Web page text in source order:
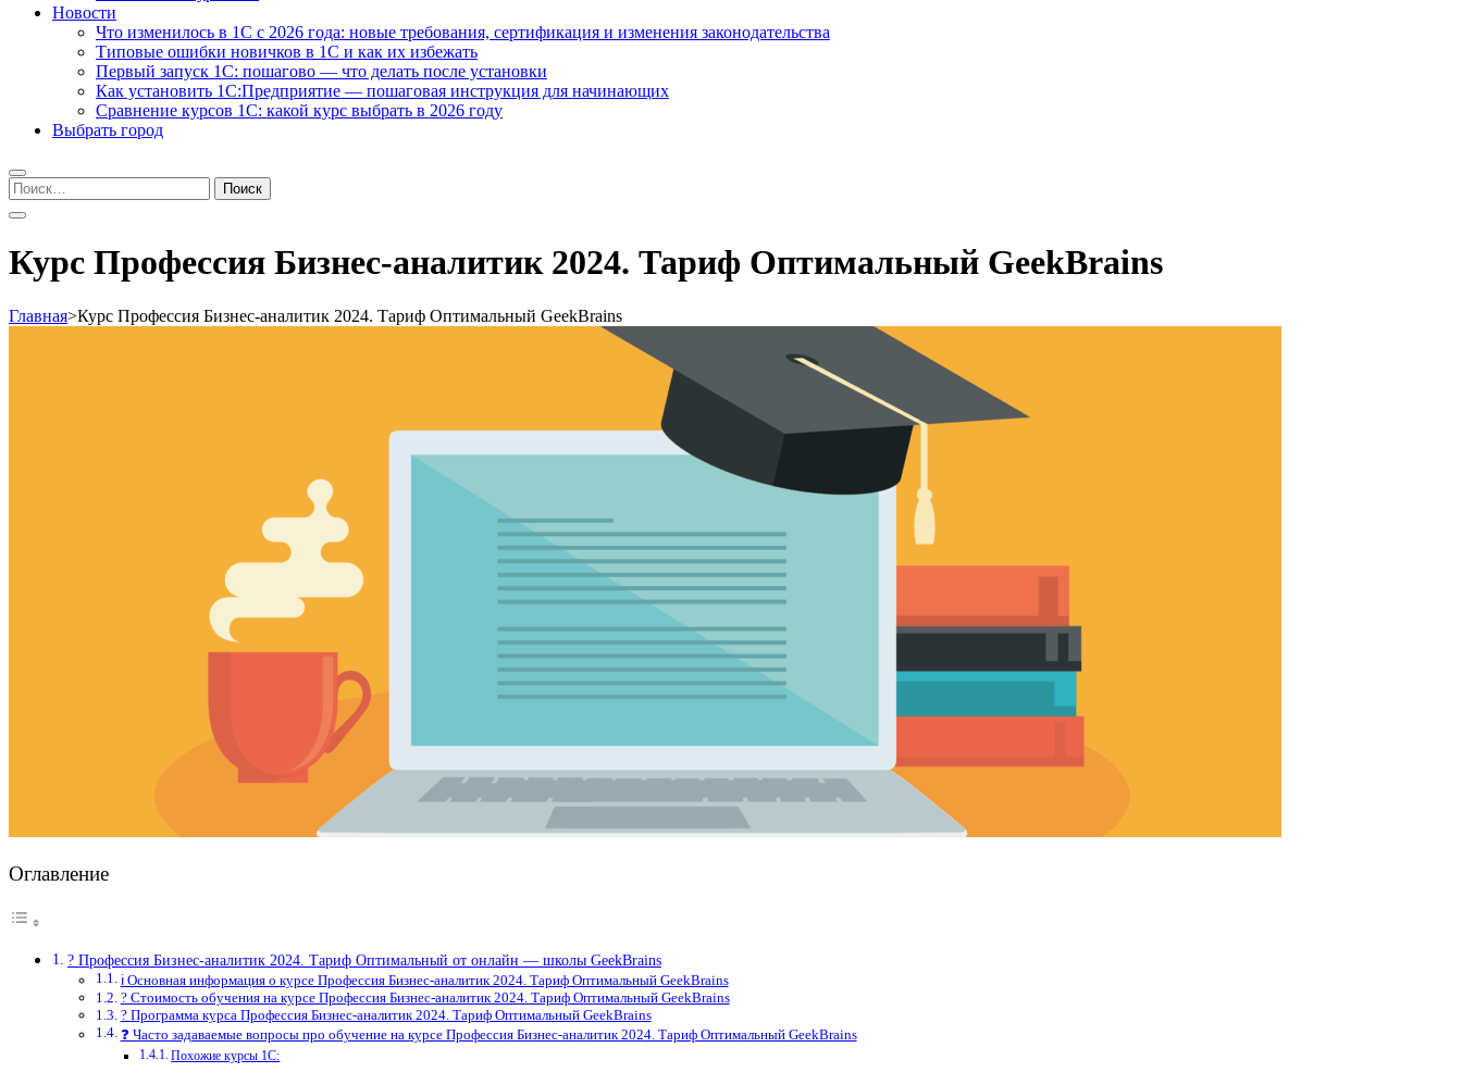
Новости
Что изменилось в 1С с 2026 года: новые требования, сертификация и изменения законодательства
Типовые ошибки новичков в 1С и как их избежать
Первый запуск 1С: пошагово — что делать после установки
Как установить 1С:Предприятие — пошаговая инструкция для начинающих
Сравнение курсов 1С: какой курс выбрать в 2026 году
Выбрать город
Найти:
Курс Профессия Бизнес-аналитик 2024. Тариф Оптимальный GeekBrains
Главная>Курс Профессия Бизнес-аналитик 2024. Тариф Оптимальный GeekBrains
Оглавление
? Профессия Бизнес-аналитик 2024. Тариф Оптимальный от онлайн — школы GeekBrains
ℹ️ Основная информация о курсе Профессия Бизнес-аналитик 2024. Тариф Оптимальный GeekBrains
? Стоимость обучения на курсе Профессия Бизнес-аналитик 2024. Тариф Оптимальный GeekBrains
? Программа курса Профессия Бизнес-аналитик 2024. Тариф Оптимальный GeekBrains
❓ Часто задаваемые вопросы про обучение на курсе Профессия Бизнес-аналитик 2024. Тариф Оптимальный GeekBrains
Похожие курсы 1С: